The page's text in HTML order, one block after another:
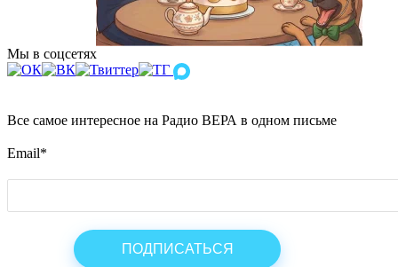
Мы в соцсетях
Все самое интересное на Радио ВЕРА в одном письме
Email*